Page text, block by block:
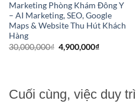
Marketing Phòng Khám Đông Y
– AI Marketing, SEO, Google
Maps & Website Thu Hút Khách
Hàng
30,000,000₫ Giá
gốc
4,900,000₫Giá
Cuối cùng, việc duy